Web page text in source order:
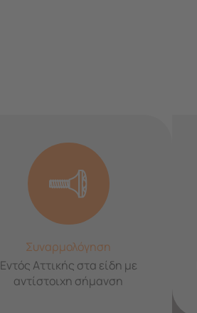
Συναρμολόγηση
Εντός Αττικής στα είδη με
αντίστοιχη σήμανση